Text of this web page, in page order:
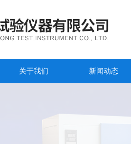
关于我们 新闻动态